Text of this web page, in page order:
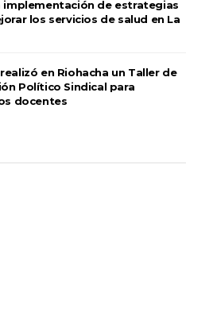
implementación de estrategias
los servicios de salud en La
en Riohacha un Taller de
Político Sindical para
docentes